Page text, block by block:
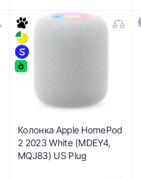
Колонка Apple HomePod
2 2023 White (MDEY4,
MQJ83) US Plug